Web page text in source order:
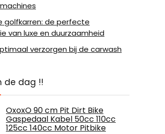
golfkarren: de perfecte
van luxe en duurzaamheid
verzorgen bij de carwash
de dag !!
OxoxO 90 cm Pit Dirt Bike
Gaspedaal Kabel 50cc 110cc
125cc 140cc Motor Pitbike